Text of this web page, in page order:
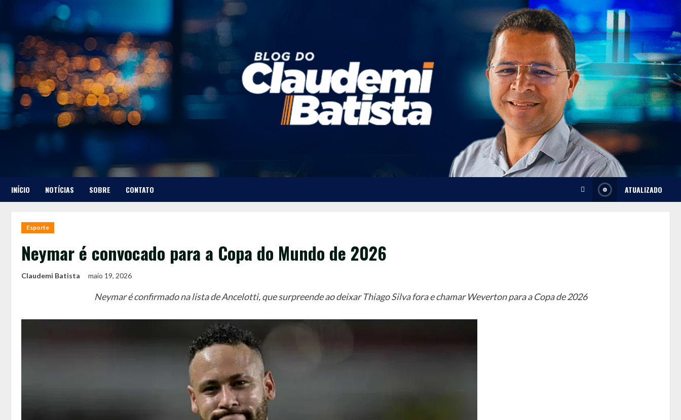
INÍCIO NOTÍCIAS SOBRE CONTATO ATUALIZADO
Esporte
Neymar é convocado para a Copa do Mundo de 2026
Claudemi Batista maio 19, 2026
Neymar é confirmado na lista de Ancelotti, que surpreende ao deixar Thiago Silva fora e chamar Weverton para a Copa de 2026